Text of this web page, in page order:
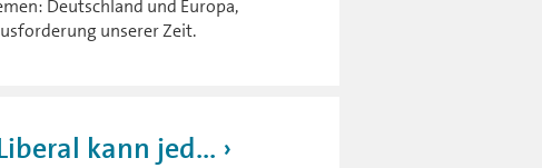
Deutschland und Europa,
unserer Zeit.
kann jed...